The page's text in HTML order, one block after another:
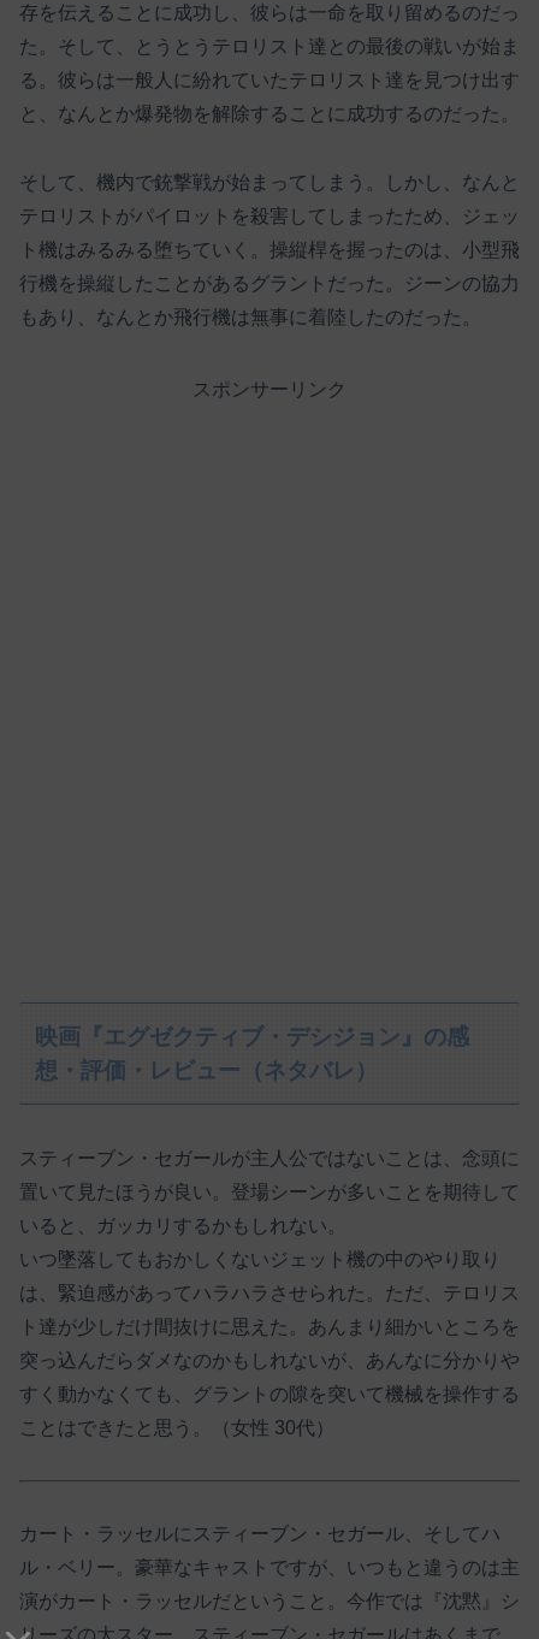
存を伝えることに成功し、彼らは一命を取り留めるのだっ
た。そして、とうとうテロリスト達との最後の戦いが始ま
る。彼らは一般人に紛れていたテロリスト達を見つけ出す
と、なんとか爆発物を解除することに成功するのだった。
そして、機内で銃撃戦が始まってしまう。しかし、なんと
テロリストがパイロットを殺害してしまったため、ジェッ
ト機はみるみる堕ちていく。操縦桿を握ったのは、小型飛
行機を操縦したことがあるグラントだった。ジーンの協力
もあり、なんとか飛行機は無事に着陸したのだった。
スポンサーリンク
映画『エグゼクティブ・デシジョン』の感
想・評価・レビュー（ネタバレ）
スティーブン・セガールが主人公ではないことは、念頭に
置いて見たほうが良い。登場シーンが多いことを期待して
いると、ガッカリするかもしれない。
いつ墜落してもおかしくないジェット機の中のやり取り
は、緊迫感があってハラハラさせられた。ただ、テロリス
ト達が少しだけ間抜けに思えた。あんまり細かいところを
突っ込んだらダメなのかもしれないが、あんなに分かりや
すく動かなくても、グラントの隙を突いて機械を操作する
ことはできたと思う。（女性 30代）
カート・ラッセルにスティーブン・セガール、そしてハ
ル・ベリー。豪華なキャストですが、いつもと違うのは主
演がカート・ラッセルだということ。今作では『沈黙』シ
リーズの大スター、スティーブン・セガールはあくまで